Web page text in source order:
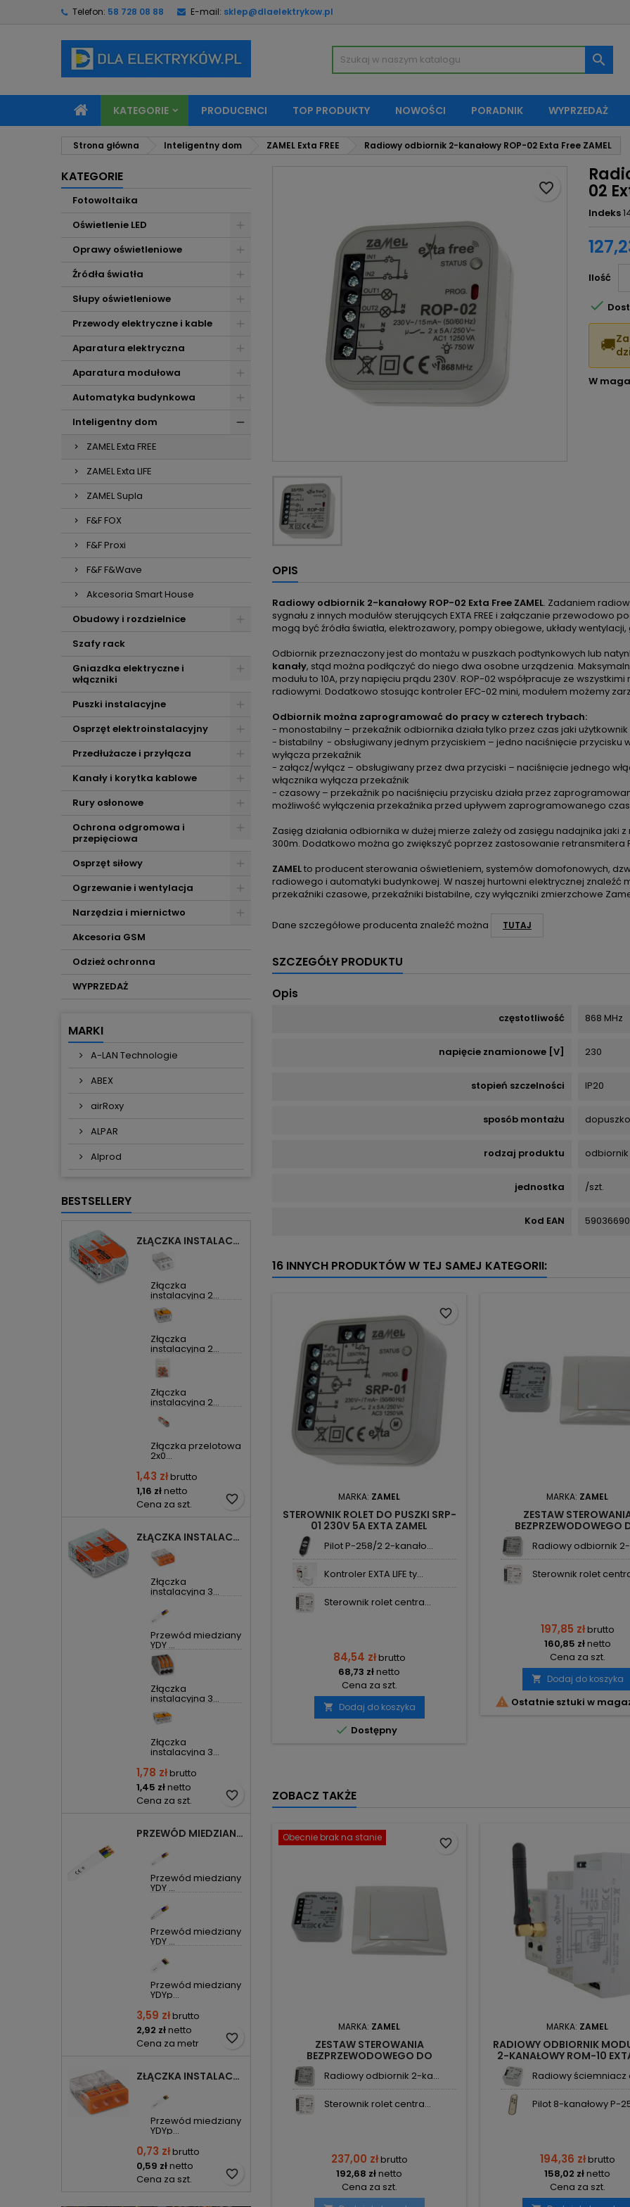
Telefon: 58 728 08 88 E-mail: sklep@dlaelektrykow.pl

KATEGORIE PRODUCENCI TOP PRODUKTY NOWOŚCI PORADNIK WYPRZEDAŻ
Strona główna Inteligentny dom ZAMEL Exta FREE Radiowy odbiornik 2-kanałowy ROP-02 Exta Free ZAMEL
KATEGORIE
Fotowoltaika
Oświetlenie LED
Oprawy oświetleniowe
Źródła światła
Słupy oświetleniowe
Przewody elektryczne i kable
Aparatura elektryczna
Aparatura modułowa
Automatyka budynkowa
Inteligentny dom
ZAMEL Exta FREE
ZAMEL Exta LIFE
ZAMEL Supla
F&F FOX
F&F Proxi
F&F F&Wave
Akcesoria Smart House
Obudowy i rozdzielnice
Szafy rack
Gniazdka elektryczne i
włączniki
Puszki instalacyjne
Osprzęt elektroinstalacyjny
Przedłużacze i przyłącza
Kanały i korytka kablowe
Rury osłonowe
Ochrona odgromowa i
przepięciowa
Osprzęt siłowy
Ogrzewanie i wentylacja
Narzędzia i miernictwo
Akcesoria GSM
Odzież ochronna
WYPRZEDAŻ
MARKI
A-LAN Technologie
ABEX
airRoxy
ALPAR
Alprod
BESTSELLERY
ZŁĄCZKA INSTALACYJNA 2X UNIWERSALNA COMPACT 221-412 WAGO
Złączka
instalacyjna 2...
Złączka
instalacyjna 2...
Złączka
instalacyjna 2...
Złączka przelotowa
2x0...
1,43 złbrutto
1,16 złnetto
Cena za szt.
favorite_border
ZŁĄCZKA INSTALACYJNA 3X UNIWERSALNA COMPACT 221-413 WAGO
Złączka
instalacyjna 3...
Przewód miedziany
YDY ...
Złączka
instalacyjna 3...
Złączka
instalacyjna 3...
1,78 złbrutto
1,45 złnetto
Cena za szt.
favorite_border
PRZEWÓD MIEDZIANY YDYP DRUT 3X1,5MM2 ŻO 450/750V
Przewód miedziany
YDY ...
Przewód miedziany
YDY ...
Przewód miedziany
YDYp...
3,59 złbrutto
2,92 złnetto
Cena za metr
favorite_border
ZŁĄCZKA INSTALACYJNA 3X COMPACT POMARAŃCZOWA 2273-203 WAGO
Przewód miedziany
YDYp...
0,73 złbrutto
0,59 złnetto
Cena za szt.
favorite_border
02
Indeks
Ilość
favorite_border

🚚
W
OPIS
Radiowy odbiornik 2-kanałowy ROP-02 Exta Free ZAMEL. Zadaniem
sygnału z innych modułów sterujących EXTA FREE i załączanie
mogą być źródła światła, elektrozawory, pompy obiegowe, układy
Odbiornik przeznaczony jest do montażu w puszkach podtynkowych lub
kanały, stąd można podłączyć do niego dwa osobne urządzenia.
modułu to 10A, przy napięciu prądu 230V. ROP-02 współpracuje ze wszystkimi
radiowymi. Dodatkowo stosując kontroler EFC-02 mini, modułem możemy
Odbiornik można zaprogramować do pracy w czterech trybach:
- monostabilny – przekaźnik odbiornika działa tylko przez czas jaki użytkownik
- bistabilny - obsługiwany jednym przyciskiem – jedno naciśnięcie przycisku
wyłącza przekaźnik
- załącz/wyłącz – obsługiwany przez dwa przyciski – naciśnięcie jednego
włącznika wyłącza przekaźnik
- czasowy – przekaźnik po naciśnięciu przycisku działa przez
możliwość wyłączenia przekaźnika przed upływem zaprogramowanego
Zasięg działania odbiornika w dużej mierze zależy od zasięgu nadajnika jaki
300m. Dodatkowo można go zwiększyć poprzez zastosowanie retransmitera
ZAMELto producent sterowania oświetleniem, systemów domofonowych,
radiowego i automatyki budynkowej. W naszej hurtowni elektrycznej znaleźć
przekaźniki czasowe, przekaźniki bistabilne, czy wyłączniki zmierzchowe
Dane szczegółowe producenta znaleźć można TUTAJ
SZCZEGÓŁY PRODUKTU
Opis
częstotliwość 868 MHz
napięcie znamionowe [V] 230
stopień szczelności IP20
sposób montażu
rodzaj produktu odbiornik
jednostka /szt.
Kod EAN
16 INNYCH PRODUKTÓW W TEJ SAMEJ KATEGORII:
MARKA: ZAMEL
STEROWNIK ROLET DO PUSZKI SRP-
01 230V 5A EXTA ZAMEL
Pilot P-258/2 2-kanało...
Kontroler EXTA LIFE ty...
Sterownik rolet centra...
84,54 złbrutto
68,73 złnetto
Cena za szt.
 Dodaj do koszyka
 Dostępny
favorite_border
MARKA: ZAMEL
ZESTAW
BEZPRZEWODOWEGO
OŚWIETLENIA 1-KAN. RZB-01
FREE ZAMEL
Radiowy odbiornik
Sterownik rolet
197,85 złbrutto
160,85 złnetto
Cena za szt.
 Dodaj do koszyka
 Ostatnie sztuki w
ZOBACZ TAKŻE
Obecnie brak na stanie
MARKA: ZAMEL
ZESTAW STEROWANIA
BEZPRZEWODOWEGO DO
OŚWIETLENIA 1-KAN. RZB-01 EXTA
FREE ZAMEL
Radiowy odbiornik 2-ka...
Sterownik rolet centra...
237,00 złbrutto
192,68 złnetto
Cena za szt.
favorite_border
MARKA: ZAMEL
RADIOWY ODBIORNIK
2-KANAŁOWY ROM-10
Radiowy ściemniacz
Pilot 8-kanałowy P-
194,36 złbrutto
158,02 złnetto
Cena za szt.
Moje listy życzeń
Utwórz nową listę
Utwórz listę życzeń
Anuluj
Zaloguj się
Musisz być zalogowany by zapisać produkty na swojej liście życzeń.